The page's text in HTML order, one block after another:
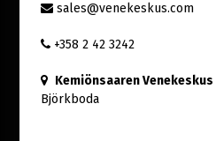
sales@venekeskus.com
+358 2 42 3242
Kemiönsaaren Venekeskus
Björkboda